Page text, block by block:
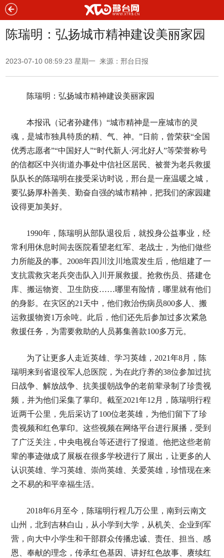
陈瑞明：弘扬城市精神建设美丽家园
2023-07-10 08:59:23 星期一 来源：邢台日报
陈瑞明：弘扬城市精神建设美丽家园
本报讯（记者孙建伟）“城市精神是一座城市的灵
魂，是城市独具特质的精、气、神。”日前，曾荣获“全国
优秀志愿者”“中国好人”“时代新人·河北好人”等荣誉称号
的信都区中兴街道办事处中信社区居民、被誉为老兵救援
队队长的陈瑞明在接受采访时说，邢台是一座温暖之城，
要弘扬厚朴善美、勤奋自强的城市精神，把我们的家园建
设得更加美好。
1990年，陈瑞明从部队退役后，就投身公益事业，经
常利用休息时间去医院看望老红军、老战士，为他们做些
力所能及的事。2008年四川汶川地震发生后，他组建了一
支抗震救灾老兵突击队入川开展救援。抢救伤员、搭建仓
库、搬运物资、卫生防疫……哪里有险情，哪里就有他们
的身影。在灾区的21天中，他们救治伤病员800多人、搬
运救援物资1万余吨。此后，他们还先后参加过多次紧急
救援任务，为需要救助的人员募集善款100多万元。
为了让更多人走近英雄、学习英雄，2021年8月，陈
瑞明来到省退役军人总医院，为在此疗养的38位参加过抗
日战争、解放战争、抗美援朝战争的老前辈录制了珍贵视
频，并为他们采集了掌印。截至2021年12月，陈瑞明行程
近两千公里，先后采访了100位老英雄，为他们留下了珍
贵视频和红色掌印。这些视频在网络平台进行展播，受到
了广泛关注，中央电视台等还进行了报道。他把这些老前
辈的事迹做成了展板在很多学校进行了展出，让更多的人
认识英雄、学习英雄、崇尚英雄、关爱英雄，珍惜现在来
之不易的和平幸福生活。
2018年6月至今，陈瑞明行程几万公里，南到云南文
山州，北到吉林白山，从小学到大学，从机关、企业到军
营，向大中小学生和干部群众传播忠诚、责任、担当、感
恩、奉献的理念，传承红色基因、讲好红色故事、赓续红